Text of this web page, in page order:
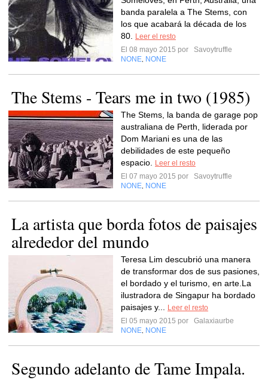
banda paralela a The Stems, con
los que acabará la década de los
80.
Leer el resto
El 08 mayo 2015 por
Savoytruffle
NONE NONE
The Stems - Tears me in two (1985)
The Stems, la banda de garage pop
australiana de Perth, liderada por
Dom Mariani es una de las
debilidades de este pequeño
espacio.
Leer el resto
El 07 mayo 2015 por
Savoytruffle
NONE NONE
La artista que borda fotos de paisajes
alrededor del mundo
Teresa Lim descubrió una manera
de transformar dos de sus pasiones,
el bordado y el turismo, en arte.La
ilustradora de Singapur ha bordado
paisajes y...
Leer el resto
El 05 mayo 2015 por
Galaxiaurbe
NONE NONE
Segundo adelanto de Tame Impala.